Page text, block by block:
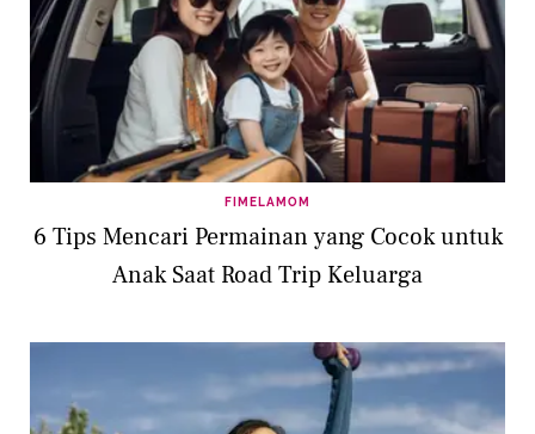
FIMELAMOM
6 Tips Mencari Permainan yang Cocok untuk
Anak Saat Road Trip Keluarga